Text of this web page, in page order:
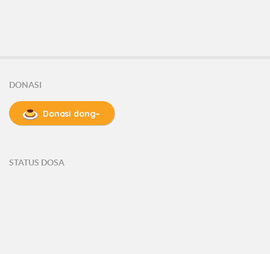
DONASI
Donasi dong~
STATUS DOSA